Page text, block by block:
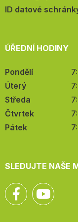
mail:
ID datové
ÚŘEDNÍ HODINY
Pondělí
Úterý
Středa
Čtvrtek
Pátek
SLEDUJTE NAŠE
Facebook